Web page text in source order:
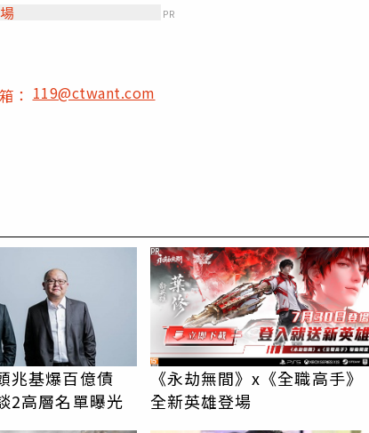
場
PR
：119@ctwant.com
兆基爆百億債
高層名單曝光
《永劫無間》x《全職高手》
全新英雄登場
PR